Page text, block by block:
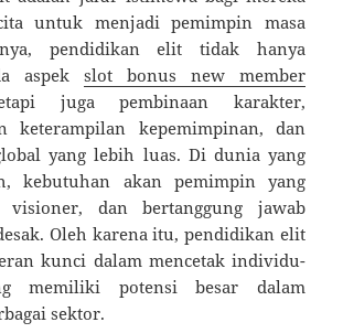
untuk menjadi pemimpin masa
pendidikan elit tidak hanya
aspek slot bonus new member
juga pembinaan karakter,
keterampilan kepemimpinan, dan
yang lebih luas. Di dunia yang
kebutuhan akan pemimpin yang
visioner, dan bertanggung jawab
Oleh karena itu, pendidikan elit
kunci dalam mencetak individu-
memiliki potensi besar dalam
sektor.